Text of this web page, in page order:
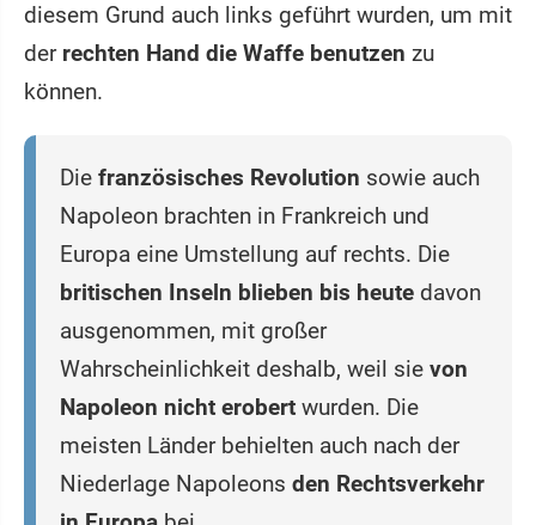
diesem Grund auch links geführt wurden, um mit
der rechten Hand die Waffe benutzen zu
können.
Die französisches Revolution sowie auch
Napoleon brachten in Frankreich und
Europa eine Umstellung auf rechts. Die
britischen Inseln blieben bis heute davon
ausgenommen, mit großer
Wahrscheinlichkeit deshalb, weil sie von
Napoleon nicht erobert wurden. Die
meisten Länder behielten auch nach der
Niederlage Napoleons den Rechtsverkehr